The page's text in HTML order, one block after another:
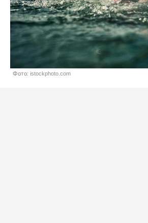
Фото: istockphoto.com